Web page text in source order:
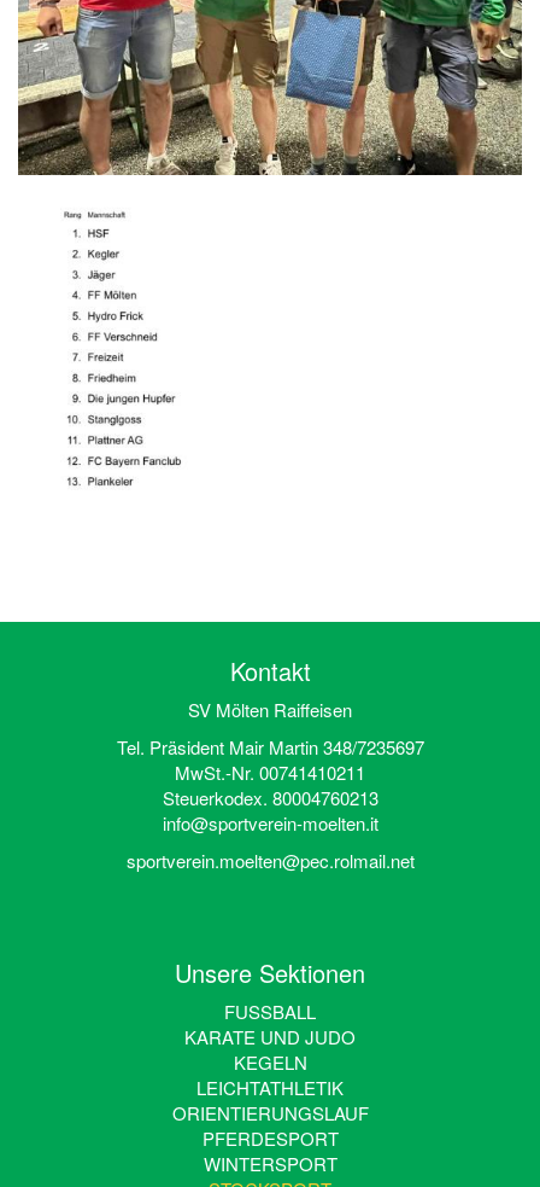
Kontakt
SV Mölten Raiffeisen
Tel. Präsident Mair Martin 348/7235697
MwSt.-Nr. 00741410211
Steuerkodex. 80004760213
info@sportverein-moelten.it
sportverein.moelten@pec.rolmail.net
Unsere Sektionen
FUSSBALL
KARATE UND JUDO
KEGELN
LEICHTATHLETIK
ORIENTIERUNGSLAUF
PFERDESPORT
WINTERSPORT